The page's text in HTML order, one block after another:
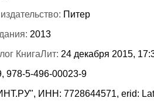
Питер
2013
КнигаЛит: 24 декабря 2015,
978-5-496-00023-9
ИНН: 7728644571, erid: